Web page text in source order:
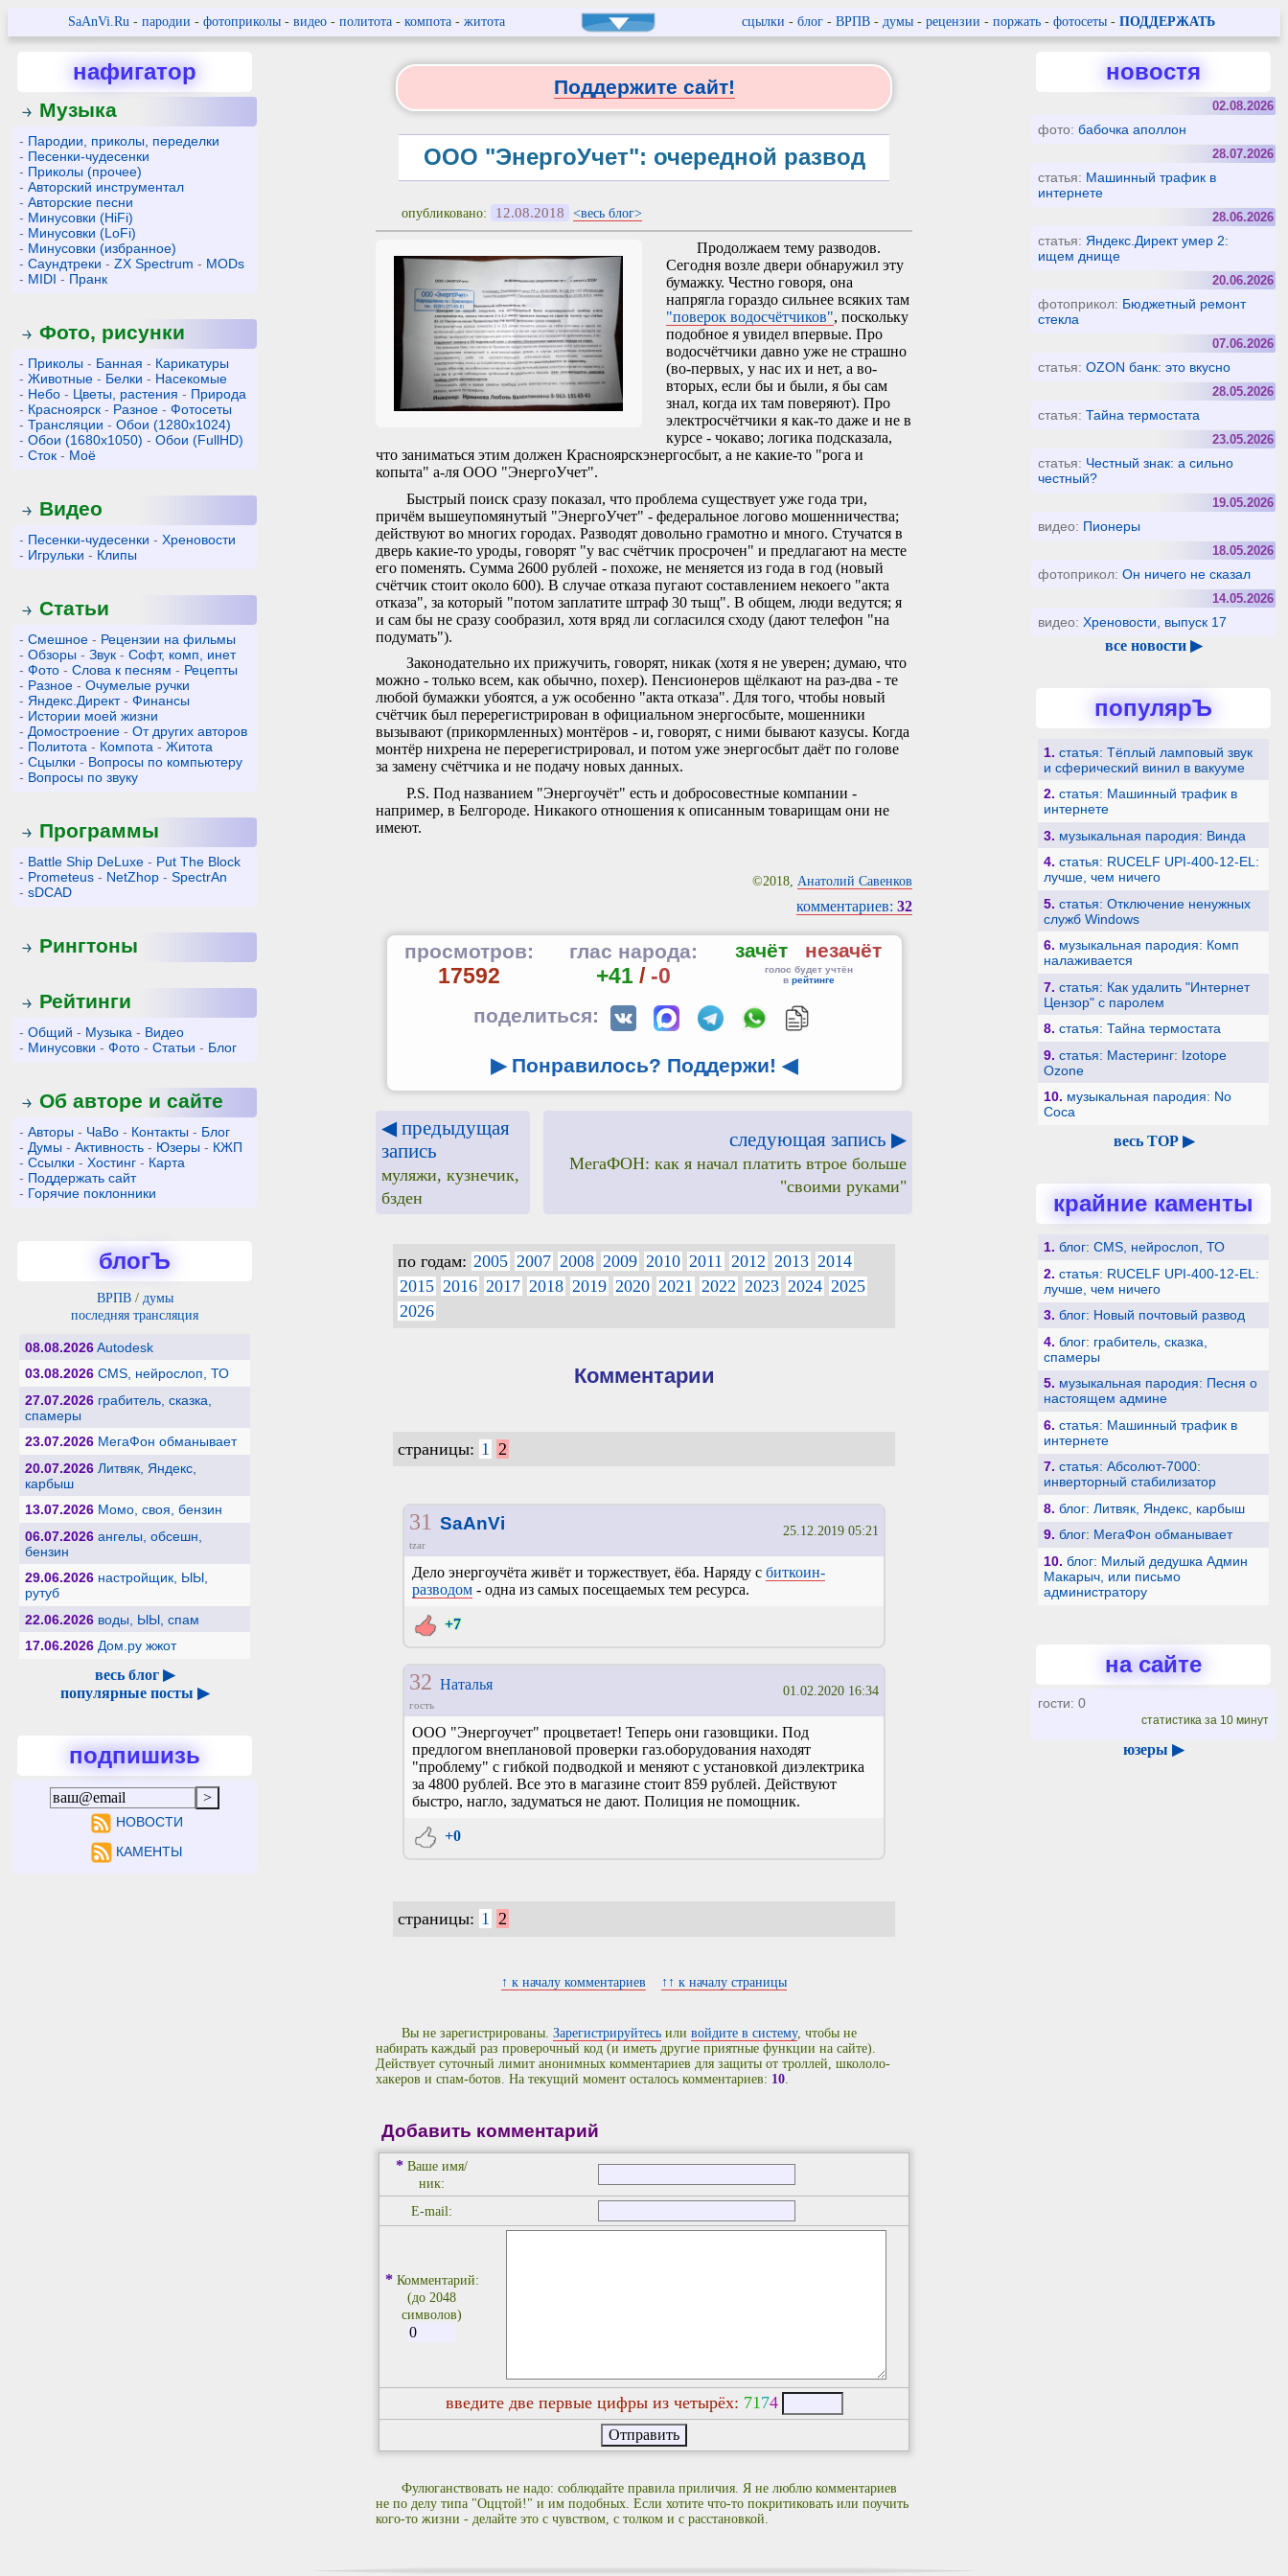
SaAnVi.Ru- пародии - фотоприколы- видео- политота- компота- житота сцылки - блог- ВРПВ- думы- рецензии - поржать- фотосеты - ПОДДЕРЖАТЬ
нафигатор
Музыка
- Пародии, приколы, переделки
- Песенки-чудесенки
- Приколы (прочее)
-Авторский инструментал
-Авторские песни
- Минусовки (HiFi)
- Минусовки (LoFi)
- Минусовки (избранное)
-Саундтреки -ZX Spectrum - MODs
- MIDI - Пранк
Фото, рисунки
- Приколы - Банная - Карикатуры
-Животные - Белки - Насекомые
- Небо - Цветы, растения - Природа
- Красноярск - Разное -Фотосеты
-Трансляции -Обои (1280x1024)
-Обои (1680x1050) -Обои (FullHD)
-Сток - Моё
Видео
- Песенки-чудесенки -Хреновости
- Игрульки - Клипы
Статьи
-Смешное - Рецензии на фильмы
-Обзоры -Звук -Софт, комп, инет
-Фото -Слова к песням - Рецепты
- Разное -Очумелые ручки
- Яндекс.Директ-Финансы
- Истории моей жизни
- Домостроение -От других авторов
- Политота - Компота -Житота
-Сцылки - Вопросы по компьютеру
- Вопросы по звуку
Программы
- Battle Ship DeLuxe - Put The Block
- Prometeus - NetZhop -SpectrAn
-sDCAD
Рингтоны
Рейтинги
-Общий - Музыка - Видео
- Минусовки -Фото -Статьи - Блог
Об авторе и сайте
-Авторы - ЧаВо - Контакты - Блог
- Думы -Активность - Юзеры - КЖП
-Ссылки -Хостинг - Карта
- Поддержать сайт
- Горячие поклонники
блогЪ
ВРПВ/ думы
последняя трансляция
08.08.2026Autodesk
03.08.2026 CMS, нейрослоп, ТО
27.07.2026 грабитель, сказка,
спамеры
23.07.2026 МегаФон обманывает
20.07.2026 Литвяк, Яндекс,
карбыш
13.07.2026 Момо, своя, бензин
06.07.2026 ангелы, обсешн,
бензин
29.06.2026 настройщик, ЫЫ,
рутуб
22.06.2026 воды, ЫЫ, спам
17.06.2026 Дом.ру жжот
весь блог ▶
популярные посты ▶
подпишизь
НОВОСТИ
КАМЕНТЫ
Поддержите сайт!
ООО "ЭнергоУчет": очередной развод
опубликовано: 12.08.2018 <весь блог>
Продолжаем тему разводов.
Сегодня возле двери обнаружил эту
бумажку. Честно говоря, она
напрягла гораздо сильнее всяких там
"поверок водосчётчиков", поскольку
подобное я увидел впервые. Про
водосчётчики давно уже не страшно
(во-первых, у нас их и нет, а во-
вторых, если бы и были, я бы сам
знал, когда их там поверяют). Про
электросчётчики я как-то даже и не в
курсе - чокаво; логика подсказала,
что заниматься этим должен Красноярскэнергосбыт, а не какие-то "рога и
копыта" а-ля ООО "ЭнергоУчет".
Быстрый поиск сразу показал, что проблема существует уже года три,
причём вышеупомянутый "ЭнергоУчет" - федеральное логово мошенничества;
действуют во многих городах. Разводят довольно грамотно и много. Стучатся в
дверь какие-то уроды, говорят "у вас счётчик просрочен" и предлагают на месте
его поменять. Сумма 2600 рублей - похоже, не меняется из года в год (новый
счётчик стоит около 600). В случае отказа пугают составлением некоего "акта
отказа", за который "потом заплатите штраф 30 тыщ". В общем, люди ведутся; я
и сам бы не сразу сообразил, хотя вряд ли согласился сходу (дают телефон "на
подумать").
Законодательно их прижучить, говорят, никак (хотя я не уверен; думаю, что
можно - только всем, как обычно, похер). Пенсионеров щёлкают на раз-два - те
любой бумажки убоятся, а уж особенно "акта отказа". Для того, чтобы новый
счётчик был перерегистрирован в официальном энергосбыте, мошенники
вызывают (прикормленных) монтёров - и, говорят, с ними бывают казусы. Когда
монтёр нихрена не перерегистрировал, и потом уже энергосбыт даёт по голове
за замену счётчика и не подачу новых данных.
P.S. Под названием "Энергоучёт" есть и добросовестные компании -
например, в Белгороде. Никакого отношения к описанным товарищам они не
имеют.
©2018, Анатолий Савенков
комментариев: 32
просмотров:
17592
глас народа:
+41 / -0
зачёт незачёт
голос будет учтён
в рейтинге
поделиться:
▶ Понравилось? Поддержи! ◀
◀ предыдущая
запись
муляжи, кузнечик,
бзден
следующая запись ▶
МегаФОН: как я начал платить втрое больше
"своими руками"
по годам: 2005 2007 2008 2009 2010 2011 2012 2013 2014
2015 2016 2017 2018 2019 2020 2021 2022 2023 2024 2025
2026
Комментарии
страницы: 1 2
31 SaAnVi
tzar
25.12.2019 05:21
Дело энергоучёта живёт и торжествует, ёба. Наряду с биткоин-
разводом - одна из самых посещаемых тем ресурса.
+7
32 Наталья
гость
01.02.2020 16:34
ООО "Энергоучет" процветает! Теперь они газовщики. Под
предлогом внеплановой проверки газ.оборудования находят
"проблему" с гибкой подводкой и меняют с установкой диэлектрика
за 4800 рублей. Все это в магазине стоит 859 рублей. Действуют
быстро, нагло, задуматься не дают. Полиция не помощник.
+0
страницы: 1 2
↑ к началу комментариев ↑↑ к началу страницы
Вы не зарегистрированы.Зарегистрируйтесь иливойдите в систему, чтобы не
набирать каждый раз проверочный код (и иметь другие приятные функции на сайте).
Действует суточный лимит анонимных комментариев для защиты от троллей, школоло-
хакеров и спам-ботов. На текущий момент осталось комментариев: 10.
Добавить комментарий
* Ваше имя/
ник:
E-mail:
* Комментарий:
(до 2048
символов)
введите две первые цифры из четырёх: 7174
Фулюганствовать не надо: соблюдайте правила приличия. Я не люблю комментариев
не по делу типа "Оццтой!" и им подобных. Если хотите что-то покритиковать или поучить
кого-то жизни - делайте это с чувством, с толком и с расстановкой.
новостя
02.08.2026
фото:бабочка аполлон
28.07.2026
статья: Машинный трафик в
интернете
28.06.2026
статья: Яндекс.Директ умер 2:
ищем днище
20.06.2026
фотоприкол: Бюджетный ремонт
стекла
07.06.2026
статья:OZON банк: это вкусно
28.05.2026
статья:Тайна термостата
23.05.2026
статья: Честный знак: а сильно
честный?
19.05.2026
видео: Пионеры
18.05.2026
фотоприкол:Он ничего не сказал
14.05.2026
видео:Хреновости, выпуск 17
все новости ▶
популярЪ
1. статья: Тёплый ламповый звук
и сферический винил в вакууме
2. статья: Машинный трафик в
интернете
3. музыкальная пародия: Винда
4. статья: RUCELF UPI-400-12-EL:
лучше, чем ничего
5. статья: Отключение ненужных
служб Windows
6. музыкальная пародия: Комп
налаживается
7. статья: Как удалить "Интернет
Цензор" с паролем
8. статья: Тайна термостата
9. статья: Мастеринг: Izotope
Ozone
10. музыкальная пародия: No
Coca
весь TOP ▶
крайние каменты
1. блог: CMS, нейрослоп, ТО
2. статья: RUCELF UPI-400-12-EL:
лучше, чем ничего
3. блог: Новый почтовый развод
4. блог: грабитель, сказка,
спамеры
5. музыкальная пародия: Песня о
настоящем админе
6. статья: Машинный трафик в
интернете
7. статья: Абсолют-7000:
инверторный стабилизатор
8. блог: Литвяк, Яндекс, карбыш
9. блог: МегаФон обманывает
10. блог: Милый дедушка Админ
Макарыч, или письмо
администратору
на сайте
гости: 0
статистика за 10 минут
юзеры ▶